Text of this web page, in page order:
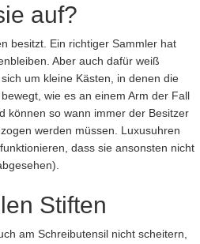
auf?
besitzt. Ein richtiger Sammler hat
Aber auch dafür weiß
um kleine Kästen, in denen die
wie es an einem Arm der Fall
können so wann immer der Besitzer
werden müssen. Luxusuhren
dass sie ansonsten nicht
Stiften
am Schreibutensil nicht scheitern,